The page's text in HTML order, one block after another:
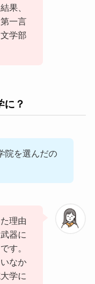
果、
一言
学部
に？
院を選んだの
理由
器に
す。
なか
学に